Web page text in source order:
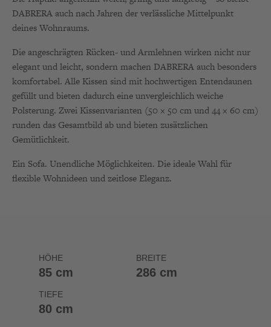
DABRERA auch nach Jahren der verlässliche Mittelpunkt
deines Wohnraums.
Die angeschrägten Rücken- und Armlehnen wirken nicht nur
elegant und leicht, sondern machen DABRERA auch besonders
komfortabel. Alle Kissen sind mit hochwertigen Entendaunen
gefüllt und bieten dadurch eine unvergleichlich weiche
Polsterung. Zwei Kissenvarianten (50 × 50 cm und 44 × 60 cm)
runden das Gesamtbild ab und bieten zusätzlichen
Gemütlichkeit.
Ein Sofa. Unendliche Möglichkeiten. Die ideale Wahl für
flexible Wohnideen und zeitlose Eleganz.
HÖHE
85 cm
BREITE
286 cm
TIEFE
80 cm